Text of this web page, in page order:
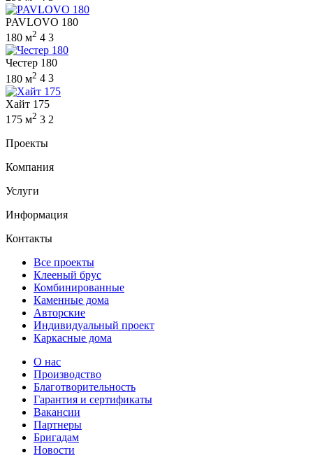
PAVLOVO 180
180 м2 4 3
Честер 180
180 м2 4 3
Хайт 175
175 м2 3 2
Проекты
Компания
Услуги
Информация
Контакты
Все проекты
Клееный брус
Комбинированные
Каменные дома
Авторские
Индивидуальный проект
Каркасные дома
О нас
Производство
Благотворительность
Гарантия и сертификаты
Вакансии
Партнеры
Бригадам
Новости